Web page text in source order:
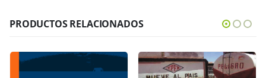
PRODUCTOS RELACIONADOS